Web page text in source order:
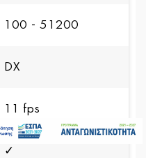
100 - 51200
DX
11 fps
✓
1.249,00€
στο καλάθι